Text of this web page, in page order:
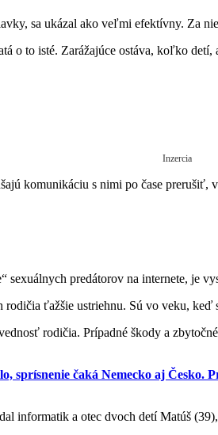
sa ukázal ako veľmi efektívny. Za
o to isté. Zarážajúce ostáva, koľko
Inzercia
komunikáciu s nimi po čase prerušiť,
sexuálnych predátorov na internete, je
ťažšie ustriehnu. Sú vo veku, keď
rodičia. Prípadné škody a
sprísnenie čaká Nemecko aj Česko.
informatik a otec dvoch detí Matúš